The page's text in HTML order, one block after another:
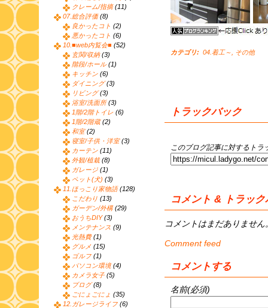
カテゴリ: 04.着工～ その他
トラックバック
このブログ記事に対するトラ
コメント & トラック
コメントはまだありません
Comment feed
コメントする
名前(必須)
クレーム/指摘(11)
07.総合評価(8)
良かったコト (2)
悪かったコト (6)
10.■web内覧会■ (52)
玄関/収納(3)
階段/ホール(1)
キッチン (6)
ダイニング(3)
リビング(3)
浴室/洗面所(3)
1階/2階トイレ (6)
1階/2階蔵(2)
和室(2)
寝室/子供・洋室(3)
カーテン (11)
外観/植栽(8)
ガレージ (1)
ペット(犬) (3)
11.ほっこり家物語(128)
こだわり (13)
ガーデン/外構(29)
おうちDIY(3)
メンテナンス (9)
光熱費(1)
グルメ (15)
ゴルフ (1)
パソコン環境(4)
カメラ女子 (5)
ブログ(8)
ごにょごにょ (35)
12.ガレージライフ (6)